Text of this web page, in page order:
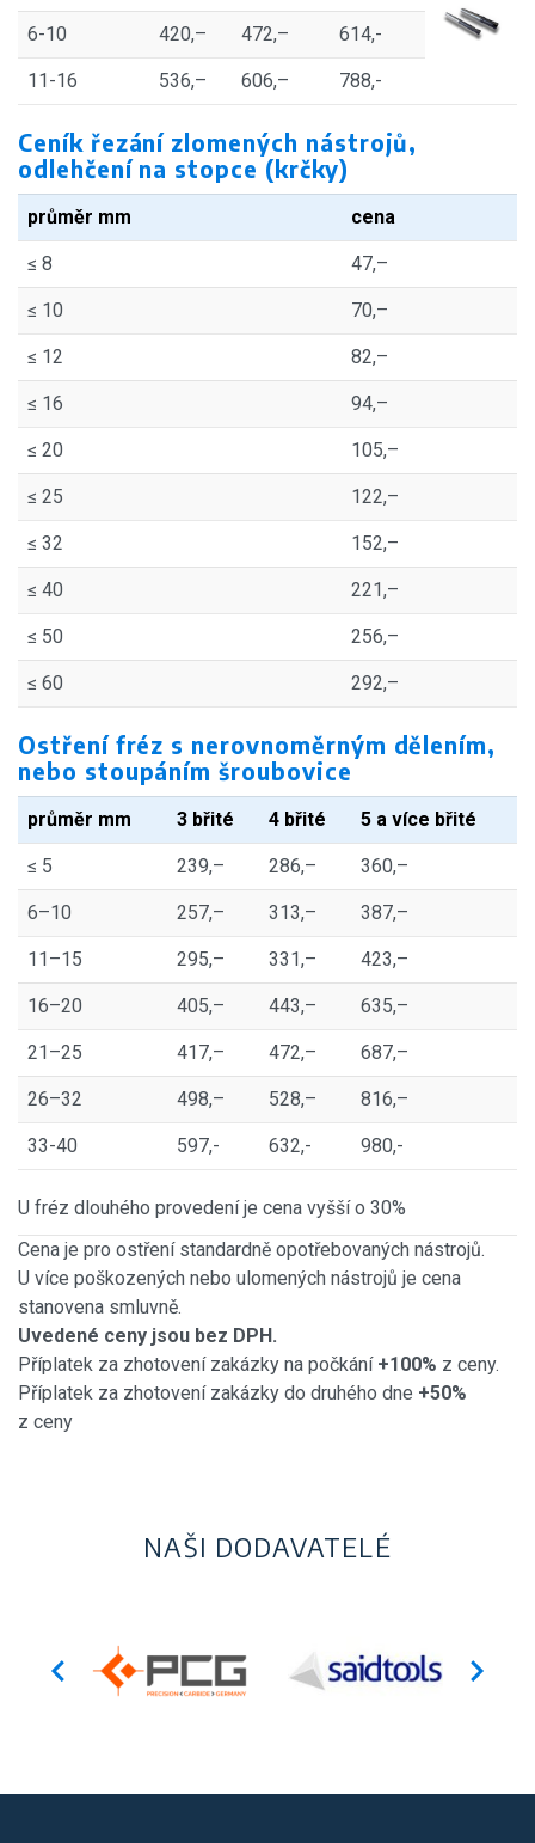
6-10 420,– 472,– 614,-
11-16 536,– 606,– 788,-
Ceník řezání zlomených nástrojů,
odlehčení na stopce (krčky)
průměr mm cena
≤ 8 47,–
≤ 10 70,–
≤ 12 82,–
≤ 16 94,–
≤ 20 105,–
≤ 25 122,–
≤ 32 152,–
≤ 40 221,–
≤ 50 256,–
≤ 60 292,–
Ostření fréz s nerovnoměrným dělením,
nebo stoupáním šroubovice
průměr mm 3 břité 4 břité 5 a více břité
≤ 5 239,– 286,– 360,–
6–10 257,– 313,– 387,–
11–15 295,– 331,– 423,–
16–20 405,– 443,– 635,–
21–25 417,– 472,– 687,–
26–32 498,– 528,– 816,–
33-40 597,- 632,- 980,-
U fréz dlouhého provedení je cena vyšší o 30%
Cena je pro ostření standardně opotřebovaných nástrojů.
U více poškozených nebo ulomených nástrojů je cena
stanovena smluvně.
Uvedené ceny jsou bez DPH.
Příplatek za zhotovení zakázky na počkání +100% z ceny.
Příplatek za zhotovení zakázky do druhého dne +50%
z ceny
NAŠI DODAVATELÉ